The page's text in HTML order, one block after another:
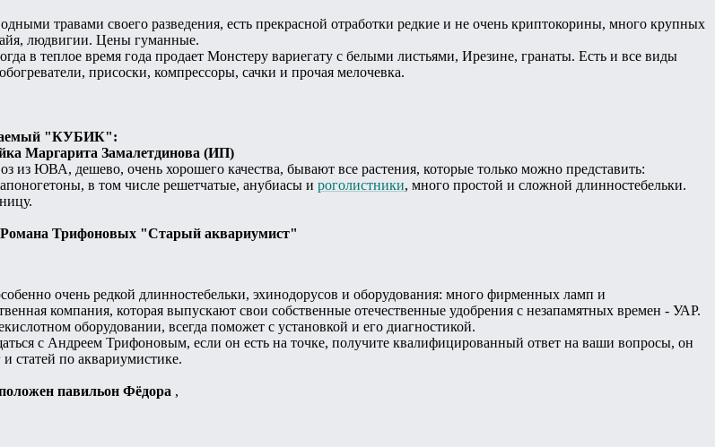
травами своего разведения, есть прекрасной отработки редкие и не очень криптокорины, много крупных
людвигии. Цены гуманные.
в теплое время года продает Монстеру вариегату с белыми листьями, Ирезине, гранаты. Есть и все виды
присоски, компрессоры, сачки и прочая мелочевка.
"КУБИК":
Маргарита Замалетдинова (ИП)
из ЮВА, дешево, очень хорошего качества, бывают все растения, которые только можно представить:
в том числе решетчатые, анубиасы и роголистники, много простой и сложной длинностебельки.
Трифоновых "Старый аквариумист"
очень редкой длинностебельки, эхинодорусов и оборудования: много фирменных ламп и
компания, которая выпускают свои собственные отечественные удобрения с незапамятных времен - УАР.
оборудовании, всегда поможет с установкой и его диагностикой.
с Андреем Трифоновым, если он есть на точке, получите квалифицированный ответ на ваши вопросы, он
статей по аквариумистике.
павильон Фёдора ,